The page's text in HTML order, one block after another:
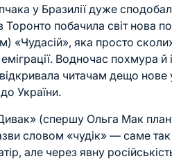
у Бразилії дуже
Торонто побачила світ нова
«Чудасій», яка просто
Водночас похмура й
читачам дещо нове
України.
(спершу Ольга Мак
словом «чудік» — саме
але через явну